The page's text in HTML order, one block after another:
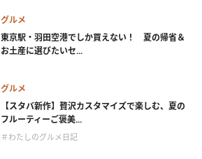
グルメ
東京駅・羽田空港でしか買えない！ 夏の帰省＆
お土産に選びたいセ...
グルメ
【スタバ新作】贅沢カスタマイズで楽しむ、夏の
フルーティーご褒美...
＃わたしのグルメ日記